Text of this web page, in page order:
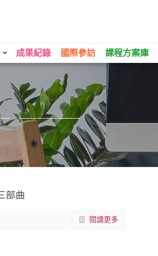
成果紀錄 國際參訪 課程方案庫
部曲
閱讀更多